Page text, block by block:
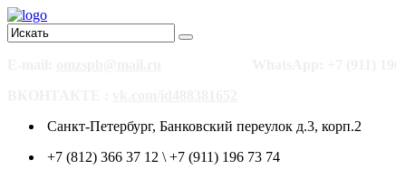
Санкт-Петербург, Банковский переулок д.3, корп.2
+7 (812) 366 37 12 \ +7 (911) 196 73 74